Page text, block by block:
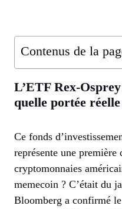
Contenus de la
L’ETF Rex-
quelle portée
Ce fonds
représente une première
cryptomonnaies
memecoin ? C’était du
Bloomberg a confirmé